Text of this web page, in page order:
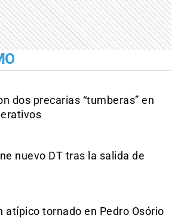
dos precarias “tumberas” en
nuevo DT tras la salida de
atípico tornado en Pedro Osório